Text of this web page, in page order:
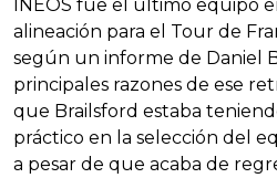
INEOS fue el último equipo
alineación para el Tour de
según un informe de Daniel
principales razones de ese
que Brailsford estaba
práctico en la selección del
a pesar de que acaba de